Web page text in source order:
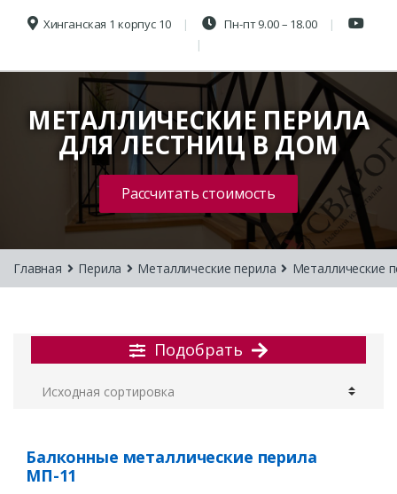
Хинганская 1 корпус 10 Пн-пт 9.00 – 18.00
МЕТАЛЛИЧЕСКИЕ ПЕРИЛА
ДЛЯ ЛЕСТНИЦ В ДОМ
Рассчитать стоимость
Главная Перила Металлические перила Металлические
Подобрать
Балконные металлические перила
МП-11